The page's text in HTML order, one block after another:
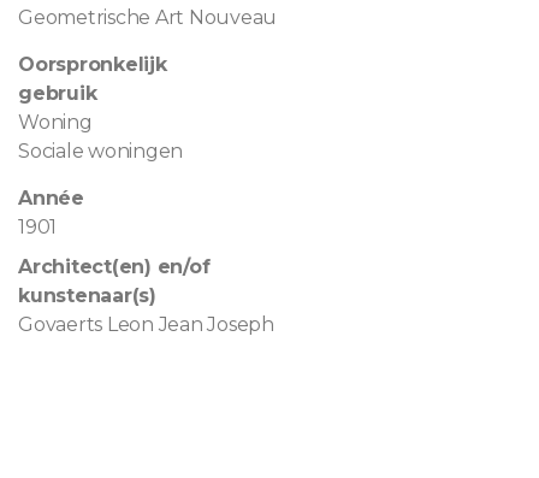
Geometrische Art Nouveau
Oorspronkelijk
gebruik
Woning
Sociale woningen
Année
1901
Architect(en) en/of
kunstenaar(s)
Govaerts Leon Jean Joseph